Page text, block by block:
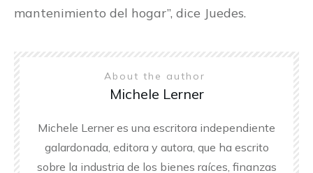
mantenimiento del hogar”, dice Juedes.
About the author
Michele Lerner
Michele Lerner es una escritora independiente
galardonada, editora y autora, que ha escrito
sobre la industria de los bienes raíces, finanzas